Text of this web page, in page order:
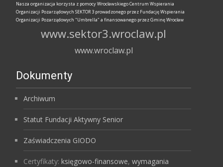
Nasza organizacja korzysta z pomocy Wrocławskiego Centrum Wspierania
Organizacji Pozarządowych SEKTOR 3 prowadzonego przez Fundację Wspierania
Organizacji Pozarządowych "Umbrella" a finansowanego przez Gminę Wrocław
www.sektor3.wroclaw.pl
www.wroclaw.pl
Dokumenty
Archiwum
Statut Fundacji Aktywny Senior
Zaświadczenia GIODO
Certyfikaty: księgowo-finansowe, wymagania